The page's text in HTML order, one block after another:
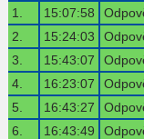
1.
15:07:58
2.
15:24:03
3.
15:43:07
4.
16:23:07
5.
16:43:27
6.
16:43:49